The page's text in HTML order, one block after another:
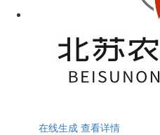
在线生成 查看详情